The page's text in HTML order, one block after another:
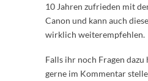
10 Jahren zufrieden mit
Canon und kann auch
wirklich weiterempfehlen.
Falls ihr noch Fragen
gerne im Kommentar